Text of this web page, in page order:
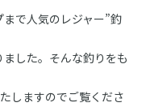
で人気のレジャー”釣
した。そんな釣りをも
しますのでご覧くださ